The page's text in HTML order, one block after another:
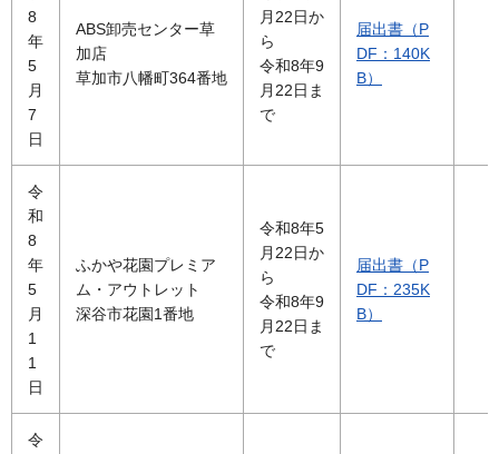
8
年
5
月
7
日
ABS卸売センター草
加店
草加市八幡町364番地
月22日か
ら
令和8年9
月22日ま
で
届出書（P
DF：140K
B）
令
和
8
年
5
月
1
1
日
ふかや花園プレミア
ム・アウトレット
深谷市花園1番地
令和8年5
月22日か
ら
令和8年9
月22日ま
で
届出書（P
DF：235K
B）
令